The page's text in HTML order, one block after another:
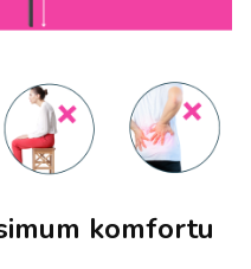
komfortu